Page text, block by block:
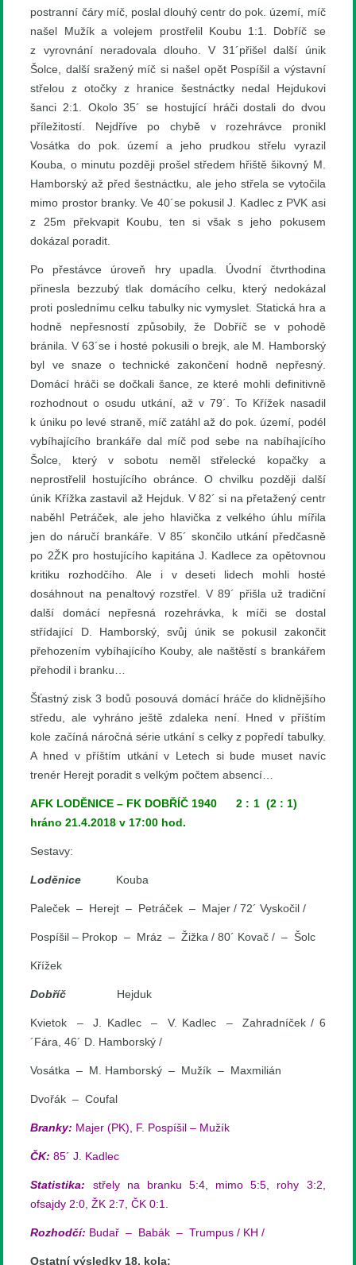
postranní čáry míč, poslal dlouhý centr do pok. území, míč
našel Mužík a volejem prostřelil Koubu 1:1. Dobříč se
z vyrovnání neradovala dlouho. V 31´přišel další únik
Šolce, další sražený míč si našel opět Pospíšil a výstavní
střelou z otočky z hranice šestnáctky nedal Hejdukovi
šanci 2:1. Okolo 35´ se hostující hráči dostali do dvou
příležitostí. Nejdříve po chybě v rozehrávce pronikl
Vosátka do pok. území a jeho prudkou střelu vyrazil
Kouba, o minutu později prošel středem hřiště šikovný M.
Hamborský až před šestnáctku, ale jeho střela se vytočila
mimo prostor branky. Ve 40´se pokusil J. Kadlec z PVK asi
z 25m překvapit Koubu, ten si však s jeho pokusem
dokázal poradit.
Po přestávce úroveň hry upadla. Úvodní čtvrthodina
přinesla bezzubý tlak domácího celku, který nedokázal
proti poslednímu celku tabulky nic vymyslet. Statická hra a
hodně nepřesností způsobily, že Dobříč se v pohodě
bránila. V 63´se i hosté pokusili o brejk, ale M. Hamborský
byl ve snaze o technické zakončení hodně nepřesný.
Domácí hráči se dočkali šance, ze které mohli definitivně
rozhodnout o osudu utkání, až v 79´. To Křížek nasadil
k úniku po levé straně, míč zatáhl až do pok. území, podél
vybíhajícího brankáře dal míč pod sebe na nabíhajícího
Šolce, který v sobotu neměl střelecké kopačky a
neprostřelil hostujícího obránce. O chvilku později další
únik Křížka zastavil až Hejduk. V 82´ si na přetažený centr
naběhl Petráček, ale jeho hlavička z velkého úhlu mířila
jen do náručí brankáře. V 85´ skončilo utkání předčasně
po 2ŽK pro hostujícího kapitána J. Kadlece za opětovnou
kritiku rozhodčího. Ale i v deseti lidech mohli hosté
dosáhnout na penaltový rozstřel. V 89´ přišla už tradiční
další domácí nepřesná rozehrávka, k míči se dostal
střídající D. Hamborský, svůj únik se pokusil zakončit
přehozením vybíhajícího Kouby, ale naštěstí s brankářem
přehodil i branku…
Šťastný zisk 3 bodů posouvá domácí hráče do klidnějšího
středu, ale vyhráno ještě zdaleka není. Hned v příštím
kole začíná náročná série utkání s celky z popředí tabulky.
A hned v příštím utkání v Letech si bude muset navíc
trenér Herejt poradit s velkým počtem absencí…
AFK LODĚNICE – FK DOBŘÍČ 1940 2 : 1 (2 : 1)
hráno 21.4.2018 v 17:00 hod.
Sestavy:
Loděnice Kouba
Paleček – Herejt – Petráček – Majer / 72´ Vyskočil /
Pospíšil – Prokop – Mráz – Žižka / 80´ Kovač / – Šolc
Křížek
Dobříč Hejduk
Kvietok – J. Kadlec – V. Kadlec – Zahradníček / 6
´Fára, 46´ D. Hamborský /
Vosátka – M. Hamborský – Mužík – Maxmilián
Dvořák – Coufal
Branky: Majer (PK), F. Pospíšil – Mužík
ČK: 85´ J. Kadlec
Statistika: střely na branku 5:4, mimo 5:5, rohy 3:2,
ofsajdy 2:0, ŽK 2:7, ČK 0:1.
Rozhodčí: Budař – Babák – Trumpus / KH /
Ostatní výsledky 18. kola: